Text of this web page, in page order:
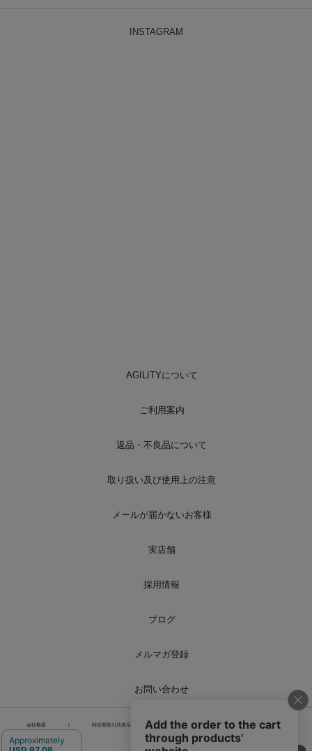
INSTAGRAM
AGILITYについて
ご利用案内
返品・不良品について
取り扱い及び使用上の注意
メールが届かないお客様
実店舗
採用情報
ブログ
メルマガ登録
お問い合わせ
会社概要 | 特定商取引法表示 | 個人情報の取り扱い | サイトマップ